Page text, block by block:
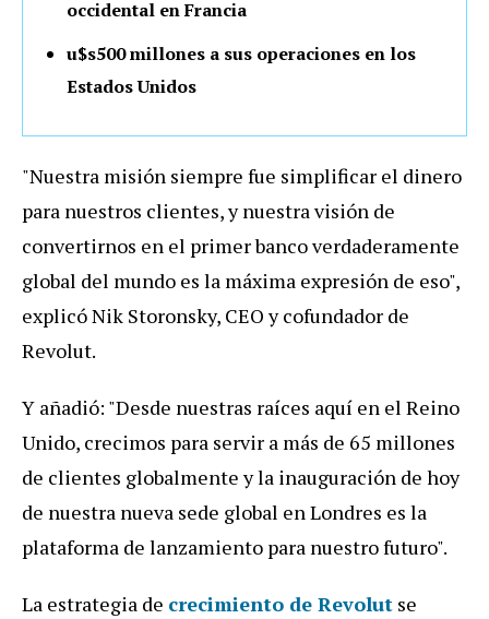
occidental en Francia
u$s500 millones a sus operaciones en los
Estados Unidos
"Nuestra misión siempre fue simplificar el dinero
para nuestros clientes, y nuestra visión de
convertirnos en el primer banco verdaderamente
global del mundo es la máxima expresión de eso",
explicó Nik Storonsky, CEO y cofundador de
Revolut.
Y añadió: "Desde nuestras raíces aquí en el Reino
Unido, crecimos para servir a más de 65 millones
de clientes globalmente y la inauguración de hoy
de nuestra nueva sede global en Londres es la
plataforma de lanzamiento para nuestro futuro".
La estrategia de crecimiento de Revolut se